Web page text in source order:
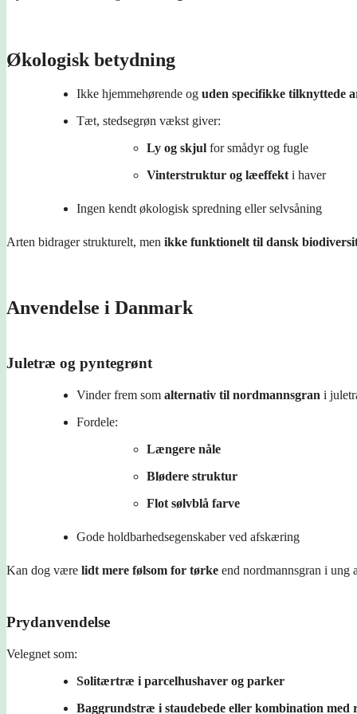
Økologisk betydning
Ikke hjemmehørende og uden specifikke tilknyttede
Tæt, stedsegrøn vækst giver:
Ly og skjul for smådyr og fugle
Vinterstruktur og læeffekt i haver
Ingen kendt økologisk spredning eller selvsåning
Arten bidrager strukturelt, men ikke funktionelt til dansk
Anvendelse i Danmark
Juletræ og pyntegrønt
Vinder frem som alternativ til nordmannsgran i
Fordele:
Længere nåle
Blødere struktur
Flot sølvblå farve
Gode holdbarhedsegenskaber ved afskæring
Kan dog være lidt mere følsom for tørke end nordmannsgran i ung
Prydanvendelse
Velegnet som:
Solitærtræ i parcelhushaver og parker
Baggrundstræ i staudebede eller kombination med